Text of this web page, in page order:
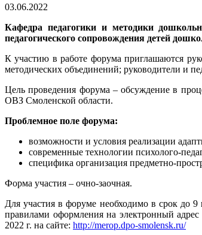
03.06.2022
Кафедра педагогики и методики
педагогического сопровождения детей
К участию в работе форума приглашаются
методических объединений; руководители и
Цель проведения форума – обсуждение в
ОВЗ Смоленской области.
Проблемное поле форума:
возможности и условия реализации
современные технологии психолого-
специфика организация предметно-
Форма участия – очно-заочная.
Для участия в форуме необходимо в срок до
правилами оформления на электронный адрес
2022 г. на сайте: http://merop.dpo-smolensk.ru/